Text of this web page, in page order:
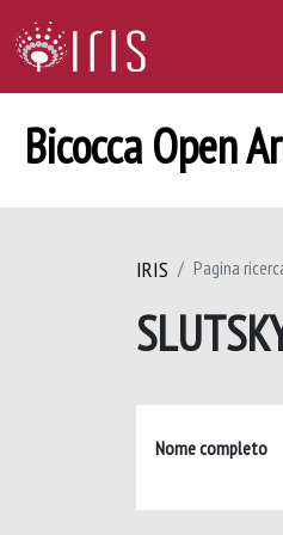
Bicocca Open
IRIS Pagina
Nome completo